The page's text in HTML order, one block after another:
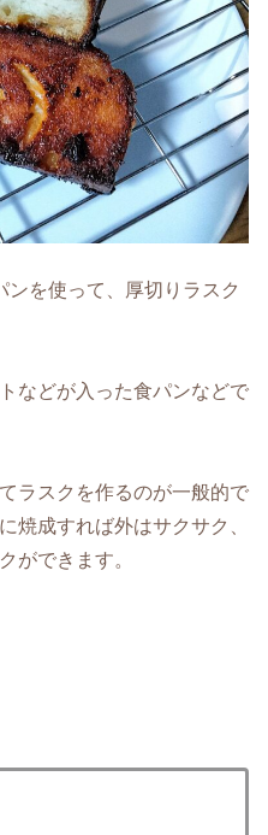
を使って、厚切りラスク
などが入った食パンなどで
ラスクを作るのが一般的で
焼成すれば外はサクサク、
ができます。